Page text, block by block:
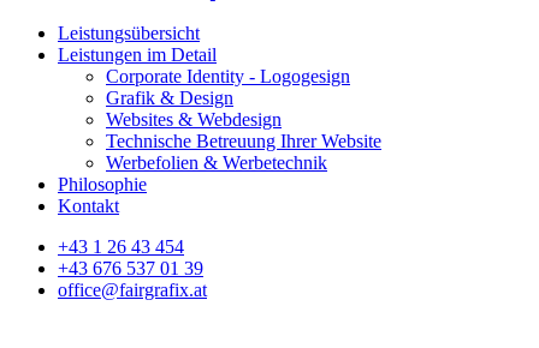
Leistungsübersicht
Leistungen im Detail
Corporate Identity - Logogesign
Grafik & Design
Websites & Webdesign
Technische Betreuung Ihrer Website
Werbefolien & Werbetechnik
Philosophie
Kontakt
+43 1 26 43 454
+43 676 537 01 39
office@fairgrafix.at